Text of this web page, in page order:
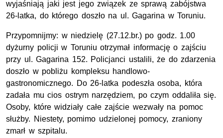
wyjaśniają jaki jest jego związek ze sprawą zabójstwa
26-latka, do którego doszło na ul. Gagarina w Toruniu.
Przypomnijmy: w niedzielę (27.12.br.) po godz. 1.00
dyżurny policji w Toruniu otrzymał informację o zajściu
przy ul. Gagarina 152. Policjanci ustalili, że do zdarzenia
doszło w pobliżu kompleksu handlowo-
gastronomicznego. Do 26-latka podeszła osoba, która
zadała mu cios ostrym narzędziem, po czym oddaliła się.
Osoby, które widziały całe zajście wezwały na pomoc
służby. Niestety, pomimo udzielonej pomocy, zraniony
zmarł w szpitalu.